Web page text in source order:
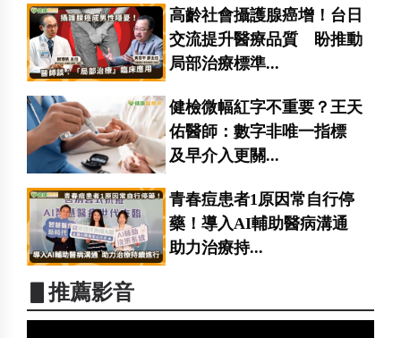
高齡社會攝護腺癌增！台日
交流提升醫療品質 盼推動
局部治療標準...
健檢微幅紅字不重要？王天
佑醫師：數字非唯一指標
及早介入更關...
青春痘患者1原因常自行停
藥！導入AI輔助醫病溝通
助力治療持...
▋推薦影音